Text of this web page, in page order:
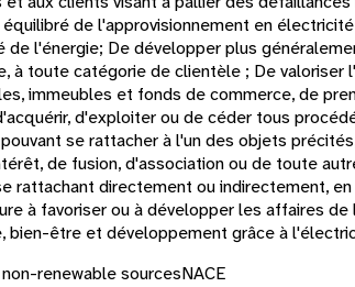
de l'approvisionnement en
l'énergie; De développer plus
à toute catégorie de clientèle ; De
immeubles et fonds de commerce, de
d'exploiter ou de céder tous
se rattacher à l'un des objets
de fusion, d'association ou de toute
rattachant directement ou indirectement,
à favoriser ou à développer les affaires
bien-être et développement grâce à
renewable sourcesNACE